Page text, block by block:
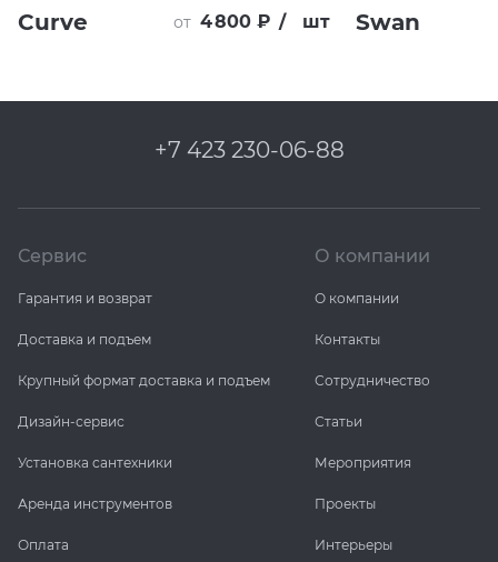
Curve от 4 800 ₽ / шт Swan
+7 423 230-06-88
Сервис
Гарантия и возврат
Доставка и подъем
Крупный формат доставка и подъем
Дизайн-сервис
Установка сантехники
Аренда инструментов
Оплата
О компании
О компании
Контакты
Сотрудничество
Статьи
Мероприятия
Проекты
Интерьеры